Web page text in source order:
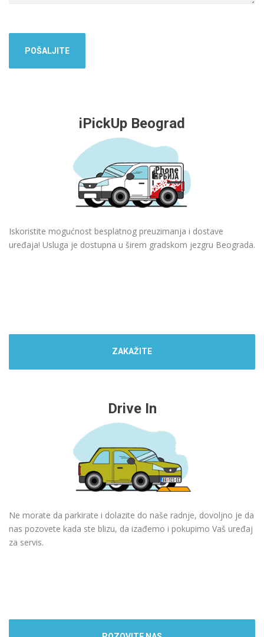
iPickUp Beograd
Iskoristite mogućnost besplatnog preuzimanja i dostave
uređaja! Usluga je dostupna u širem gradskom jezgru Beograda.
ZAKAŽITE
Drive In
Ne morate da parkirate i dolazite do naše radnje, dovoljno je da
nas pozovete kada ste blizu, da izađemo i pokupimo Vaš uređaj
za servis.